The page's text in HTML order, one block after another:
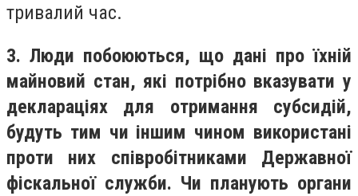
тривалий час.
3. Люди побоюються, що дані про їхній
майновий стан, які потрібно вказувати у
деклараціях для отримання субсидій,
будуть тим чи іншим чином використані
проти них співробітниками Державної
фіскальної служби. Чи планують органи